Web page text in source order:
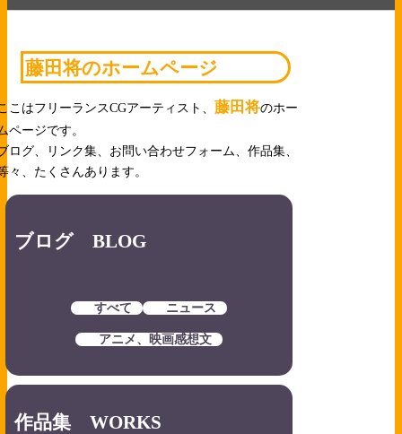
藤田将のホームページ
こはフリーランスCGアーティスト、 藤田将のホー
ページです。
ログ、リンク集、お問い合わせフォーム、作品集、
々、たくさんあります。
ブログ BLOG
すべて ニュース
アニメ、映画感想文
作品集 WORKS